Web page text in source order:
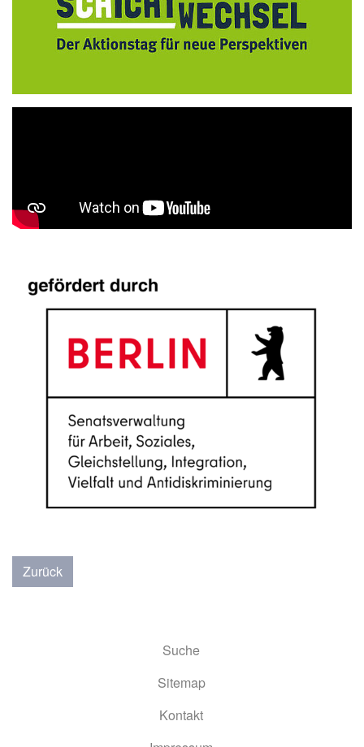
Zurück
Suche
Sitemap
Kontakt